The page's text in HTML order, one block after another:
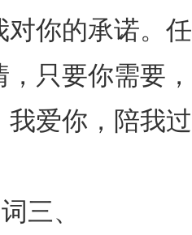
对你的承诺。
，只要你需要
我爱你，陪我
三、